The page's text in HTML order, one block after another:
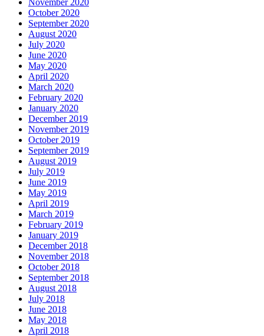
October 2020
September 2020
August 2020
July 2020
June 2020
May 2020
April 2020
March 2020
February 2020
January 2020
December 2019
November 2019
October 2019
September 2019
August 2019
July 2019
June 2019
May 2019
April 2019
March 2019
February 2019
January 2019
December 2018
November 2018
October 2018
September 2018
August 2018
July 2018
June 2018
May 2018
April 2018